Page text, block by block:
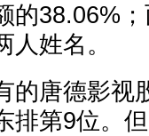
的38.06%
姓名。
的唐德影视
排第9位。